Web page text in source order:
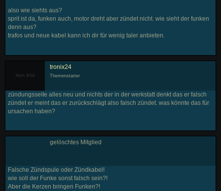
also wie siehts aus?
sprit ist da, funken auch, motor dreht aber zündet nicht. wie sieht der funken
denn aus?
trafos und neue kabel kann ich dir für wenig taler anbieten.
tronix24
Themenstarter
zündungsseite alles neu und nichts der in der werkstatt denkt das er falsch
zündet er meint das er zurückschlägt also falsch zündet. was könnte das für
ursachen haben?
gelöschtes Mitglied
Falsche Zündspule oder Zündkabel!
wie soll der Funke sonst falsch sein?!
Aber die Kerzen bringen Funken?!